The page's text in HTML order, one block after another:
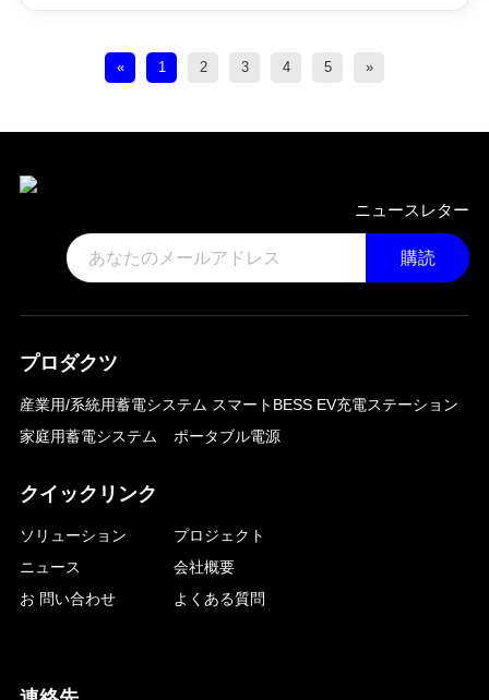
« 1 2 3 4 5 »
ニュースレター
購読
プロダクツ
産業用/系統用蓄電システム スマートBESS EV充電ステーション
家庭用蓄電システム
ポータブル電源
クイックリンク
ソリューション
プロジェクト
ニュース
会社概要
お 問い合わせ
よくある質問